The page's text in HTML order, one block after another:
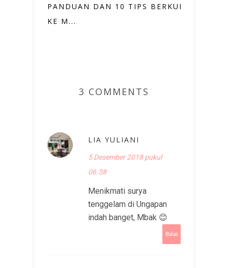
PANDUAN DAN 10 TIPS BERKUNJUNG
KE M...
3 COMMENTS
LIA YULIANI
5 Desember 2018 pukul
06.38
Menikmati surya
tenggelam di Ungapan
indah banget, Mbak 😊
Balas